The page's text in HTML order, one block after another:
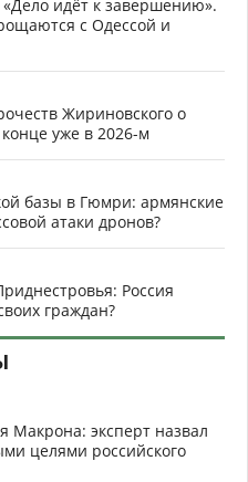
идёт к завершению».
с Одессой и
Жириновского о
уже в 2026-м
базы в Гюмри: армянские
атаки дронов?
Россия
граждан?
Макрона: эксперт назвал
целями российского